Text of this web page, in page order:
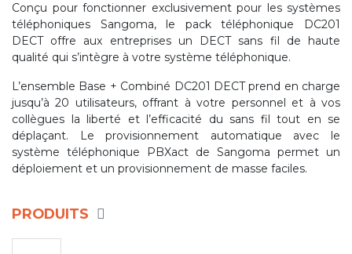
Conçu pour fonctionner exclusivement pour les systèmes
téléphoniques Sangoma, le pack téléphonique DC201
DECT offre aux entreprises un DECT sans fil de haute
qualité qui s’intègre à votre système téléphonique.
L’ensemble Base + Combiné DC201 DECT prend en charge
jusqu’à 20 utilisateurs, offrant à votre personnel et à vos
collègues la liberté et l’efficacité du sans fil tout en se
déplaçant. Le provisionnement automatique avec le
système téléphonique PBXact de Sangoma permet un
déploiement et un provisionnement de masse faciles.
PRODUITS